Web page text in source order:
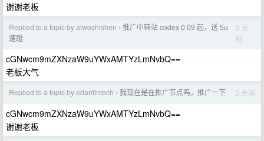
谢谢老板
Replied to a topic by aiwoshishen › 推广中转站 codex 0.09 起，送 5u
速蹬
3 天
前
cGNwcm9mZXNzaW9uYWxAMTYzLmNvbQ==
老板大气
Replied to a topic by edanfintech › 我现在是在推广节点吗，推广一下 3 天前
cGNwcm9mZXNzaW9uYWxAMTYzLmNvbQ==
谢谢老板